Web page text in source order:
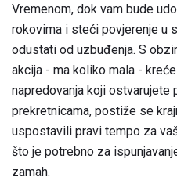
Vremenom, dok vam bude
rokovima i steći povjerenje u
odustati od uzbuđenja. S
akcija - ma koliko mala -
napredovanja koji ostvarujete
prekretnicama, postiže se
uspostavili pravi tempo za
što je potrebno za
zamah.